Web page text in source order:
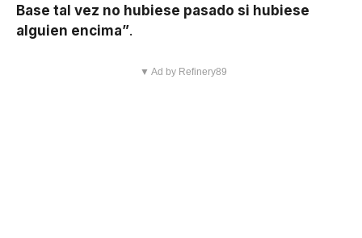
Base tal vez no hubiese pasado si hubiese
alguien encima”.
▼ Ad by Refinery89